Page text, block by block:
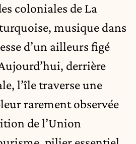
coloniales de La
musique dans
d’un ailleurs figé
derrière
l’île traverse une
rarement observée
de l’Union